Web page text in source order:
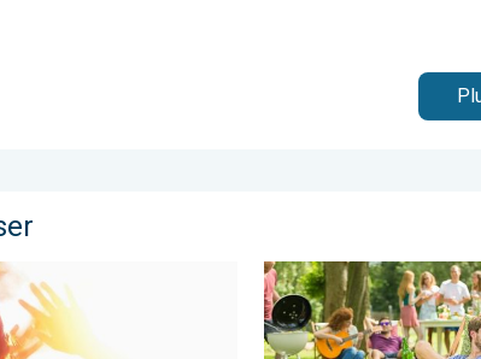
. . samedi 27 juin 2026
franchement partout. Météo de votre dimanche. . .
Du froid glacial à une